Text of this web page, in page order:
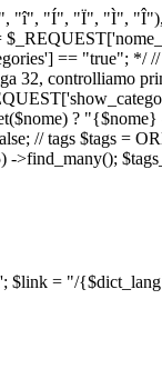
"î", "Í", "Ï", "Ì",
== "true"; */ //
controlliamo
?
// tags $tags =
>find_many();
$link = "/